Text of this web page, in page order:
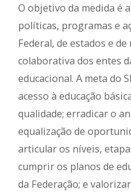
O objetivo da medida é
políticas, programas e
Federal, de estados e
colaborativa dos entes
educacional. A meta do
acesso à educação
qualidade; erradicar o
equalização de
articular os níveis,
cumprir os planos de
da Federação; e